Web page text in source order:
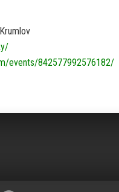
events/842577992576182/